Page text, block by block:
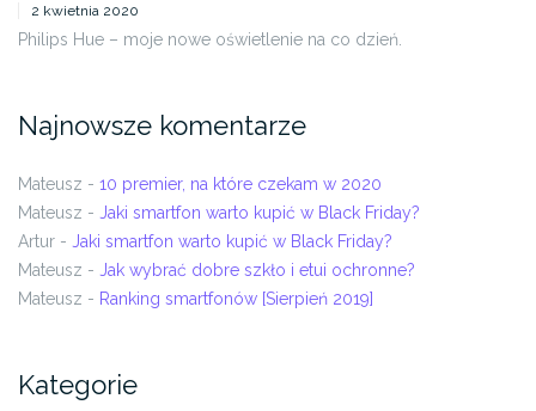
2 kwietnia 2020
Philips Hue – moje nowe oświetlenie na co dzień.
Najnowsze komentarze
Mateusz - 10 premier, na które czekam w 2020
Mateusz - Jaki smartfon warto kupić w Black Friday?
Artur - Jaki smartfon warto kupić w Black Friday?
Mateusz - Jak wybrać dobre szkło i etui ochronne?
Mateusz - Ranking smartfonów [Sierpień 2019]
Kategorie